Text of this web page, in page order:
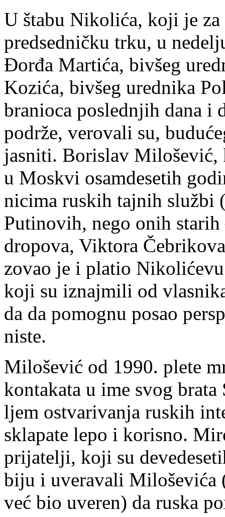
U šta­bu Ni­ko­li­ća, ko­ji je
pred­sed­nič­ku tr­ku, u
Đor­đa Mar­ti­ća, biv­šeg
Ko­zi­ća, biv­šeg ured­ni­ka
bra­ni­o­ca po­sled­njih da­na i
po­dr­že, ve­ro­va­li su,
ja­sni­ti. Bo­ri­slav Mi­lo­še­vić,
u Mo­skvi osam­de­se­tih
ni­ci­ma ru­skih taj­nih slu­žbi
Pu­ti­no­vih, ne­go onih
dro­po­va, Vik­to­ra
zo­vao je i pla­tio
ko­ji su iz­naj­mi­li od
da da po­mog­nu po­sao
ni­ste.
Mi­lo­še­vić od 1990. ple­te
kon­ta­ka­ta u ime svog
ljem ostva­ri­va­nja ru­skih
skla­pa­te le­po i ko­ri­sno.
pri­ja­te­lji, ko­ji su
bi­ju i uve­ra­va­li Mi­lo­še­vi­ća
već bio uve­ren) da ru­ska